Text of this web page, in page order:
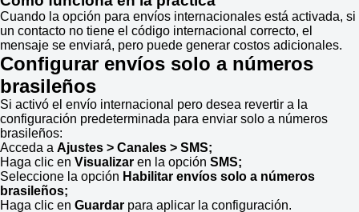
Cuando la opción para envíos internacionales está activada, si
un contacto no tiene el código internacional correcto, el
mensaje se enviará, pero puede generar costos adicionales.
Configurar envíos solo a números
brasileños
Si activó el envío internacional pero desea revertir a la
configuración predeterminada para enviar solo a números
brasileños:
Acceda a Ajustes > Canales > SMS;
Haga clic en Visualizar en la opción SMS;
Seleccione la opción Habilitar envíos solo a números
brasileños;
Haga clic en Guardar para aplicar la configuración.